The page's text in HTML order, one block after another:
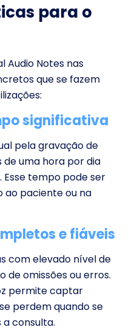
para o
Audio Notes nas
que se fazem
significativa
pela gravação de
de uma hora por dia
tempo pode ser
ao paciente ou na
e fiáveis
com elevado nível de
de omissões ou erros.
permite captar
perdem quando se
consulta.